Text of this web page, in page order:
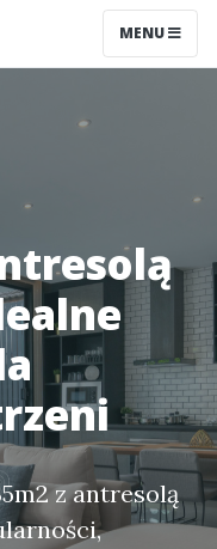
MENU
z antresolą